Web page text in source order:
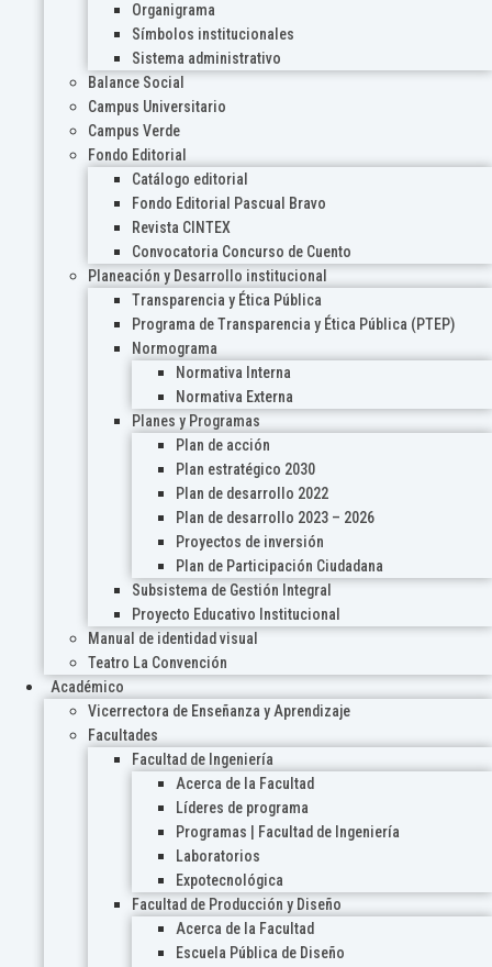
Organigrama
Símbolos institucionales
Sistema administrativo
Balance Social
Campus Universitario
Campus Verde
Fondo Editorial
Catálogo editorial
Fondo Editorial Pascual Bravo
Revista CINTEX
Convocatoria Concurso de Cuento
Planeación y Desarrollo institucional
Transparencia y Ética Pública
Programa de Transparencia y Ética Pública (PTEP)
Normograma
Normativa Interna
Normativa Externa
Planes y Programas
Plan de acción
Plan estratégico 2030
Plan de desarrollo 2022
Plan de desarrollo 2023 – 2026
Proyectos de inversión
Plan de Participación Ciudadana
Subsistema de Gestión Integral
Proyecto Educativo Institucional
Manual de identidad visual
Teatro La Convención
Académico
Vicerrectora de Enseñanza y Aprendizaje
Facultades
Facultad de Ingeniería
Acerca de la Facultad
Líderes de programa
Programas | Facultad de Ingeniería
Laboratorios
Expotecnológica
Facultad de Producción y Diseño
Acerca de la Facultad
Escuela Pública de Diseño